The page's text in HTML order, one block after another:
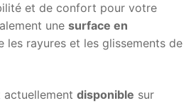
et de confort pour votre
une surface en
les rayures et les glissements de
actuellement disponible sur